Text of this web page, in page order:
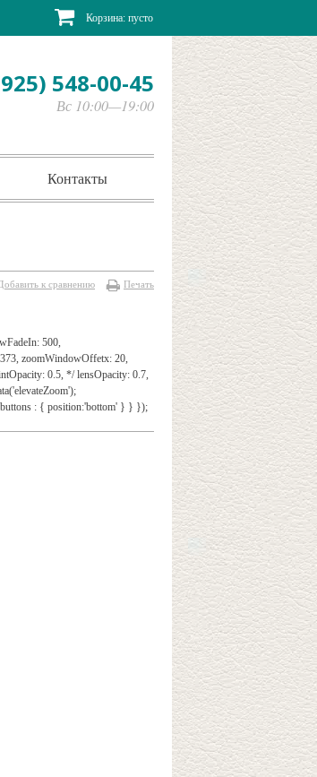
Корзина: пусто
548-00-45
Вс 10:00—19:00
Контакты
к сравнению Печать
500,
zoomWindowOffetx: 20,
0.5, */ lensOpacity: 0.7,
buttons : { position:'bottom' } } });